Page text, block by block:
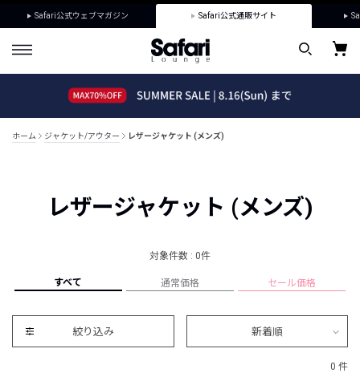
Safari公式ウェブマガジン Safari公式通販サイト
ホーム ジャケット/アウター レザージャケット (メンズ)
レザージャケット (メンズ)
対象件数 : 0件
すべて 通常価格 セール価格
絞り込み 新着順
0 件